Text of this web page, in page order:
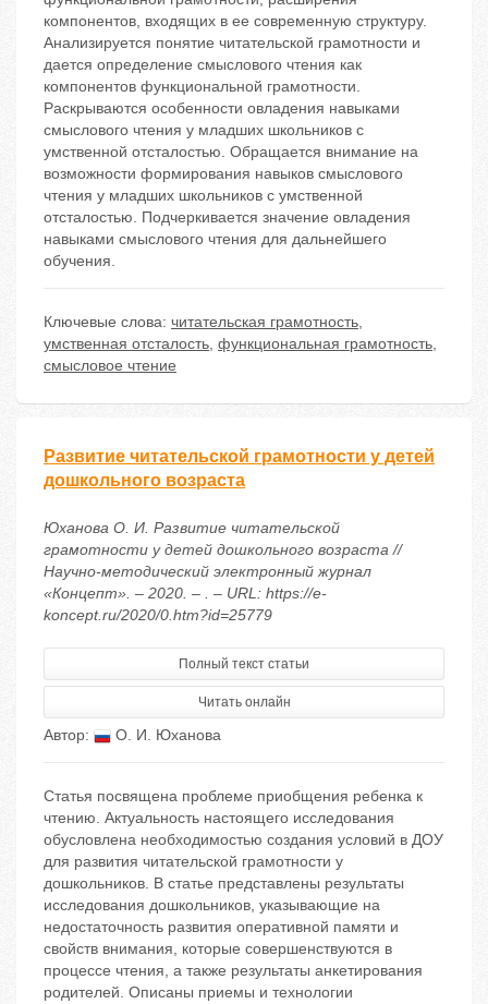
компонентов, входящих в ее современную структуру.
Анализируется понятие читательской грамотности и
дается определение смыслового чтения как
компонентов функциональной грамотности.
Раскрываются особенности овладения навыками
смыслового чтения у младших школьников с
умственной отсталостью. Обращается внимание на
возможности формирования навыков смыслового
чтения у младших школьников с умственной
отсталостью. Подчеркивается значение овладения
навыками смыслового чтения для дальнейшего
обучения.
Ключевые слова: читательская грамотность,
умственная отсталость, функциональная грамотность,
смысловое чтение
Развитие читательской грамотности у детей
дошкольного возраста
Юханова О. И. Развитие читательской
грамотности у детей дошкольного возраста //
Научно-методический электронный журнал
«Концепт». – 2020. – . – URL: https://e-
koncept.ru/2020/0.htm?id=25779
Полный текст статьи
Читать онлайн
Автор: О. И. Юханова
Статья посвящена проблеме приобщения ребенка к
чтению. Актуальность настоящего исследования
обусловлена необходимостью создания условий в ДОУ
для развития читательской грамотности у
дошкольников. В статье представлены результаты
исследования дошкольников, указывающие на
недостаточность развития оперативной памяти и
свойств внимания, которые совершенствуются в
процессе чтения, а также результаты анкетирования
родителей. Описаны приемы и технологии